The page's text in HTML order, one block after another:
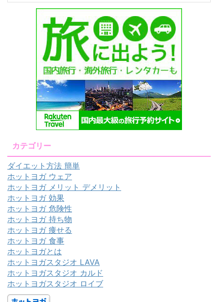
カテゴリー
ダイエット方法 簡単
ホットヨガ ウェア
ホットヨガ メリット デメリット
ホットヨガ 効果
ホットヨガ 危険性
ホットヨガ 持ち物
ホットヨガ 痩せる
ホットヨガ 食事
ホットヨガとは
ホットヨガスタジオ LAVA
ホットヨガスタジオ カルド
ホットヨガスタジオ ロイブ